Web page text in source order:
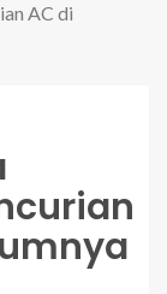
AC di